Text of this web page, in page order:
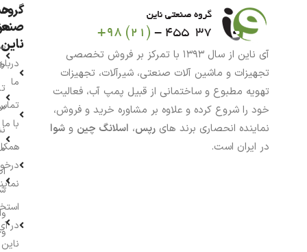
آی ناین از سال ۱۳۹۳ با تمرکز بر فروش تخصصی
تجهیزات و ماشین آلات صنعتی، شیرآلات، تجهیزات
تهویه مطبوع و ساختمانی از قبیل پمپ آب، فعالیت
خود را شروع کرده و علاوه بر مشاوره خرید و فروش،
نماینده انحصاری برند های رپس، اسلانگ چین و شوا
در ایران است.
گروه
ناین
ما
با ما
در
ناین